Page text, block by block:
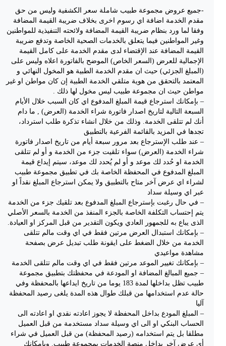
-جميع عروض مجموعة طبيب شاملة سعر الكشفية وليس من حق
مقدم الخدمة اضافة اي رسوم اخرى بخلاف ضريبة القيمة المضافة
وفقا لما ورد بنظام ضريبة القيمة المضافة ولائحته التنفيذية للمواطنين
وغير المواطنين فيما يتعلق بالخدمات الصحية الخاصة وتدفع ضريبة
القيمة المضافة عند الإقتضاء لدى مقدم الخدمة على كامل القيمة
الإجمالية للعرض (السعر الخاص) الموضح بالفاتورة اعلاه وليس على
(المبلغ الجزئي) حيث ان مقدم الخدمة الطبية هو المخول النهائي و
المعتمد بالتحقق من هوية متلقي الخدمة الطبية إن كان مواطن او غير
مواطن حيث ان مجموعة طبيب ليس مخول لها ذلك .
– بإمكانك استرجاع قيمة المبلغ المدفوع اي كان السبب خلال الأيام
السبعة التالية لتاريخ اصدار فاتورة شراء الخدمة (العرض) , ما دام
أنك لم تتلقى الخدمة. وذلك من خلال انشاء تذكرة طلب استرداد،
تجدها في المزيد بالقائمة الفرعية بالتطبيق
– عند طلب الإسترجاع بعد مرور سبعة أيام من تاريخ اصدار فاتورة
شراء الخدمة (العرض) سواء تلقيت جزء من الخدمة و أو لم تتلقى
الخدمة او حُدد لك موعد و أو لم يُحدد لك موعد، سيتم إيداع قيمة
المبلغ المدفوع في المحفظة الخاصة بك في تطبيق مجموعة طبيب
لشراء اي عرض آخر متاح بالتطبيق ولا يمكن استرجاع المبلغ نقداً او
عبر اي وسيلة سداد
– في حال رغبت بإسترجاع المبلغ المدفوع بعد تلقيك جزء من الخدمة
يتم إحتساب التكلفة الخاصة بالجزء المنفذ من الخدمة بالسعر الأصلي
الذى يباع به للجمهور العادي ويكون التقدير من قبل المركز او العيادة.
– بإمكانك استبدال العرض مرتين فقط في اي وقت مالم تتلقى
الخدمة من خلال الضغط على ايقونة طلب تبديل عرض بصفحة
مشاهدة مواعيدي
– بإمكانك تغيير الموعد مرتين فقط في اي وقت مالم تتلقى الخدمة
– جميع المبالغ المضافة او المودعة في محفظتك بتطبيق مجموعة
طبيب تظل بداخلها لمدة 183 يوما من تاريخ ايداعها بالمحفظة وفي
حالة عدم استخدامها من قبلك طوال هذه المدة يلغى رصيد المحفظة
– المبلغ المودع بداخل المحفظة لا يجوز اعادته نقدي او اعادته الى
الحساب البنكي او الى اي وسيلة سداد مستخدمة من قبل العميل
مطلقا بل يتم استخدامه (رصيد المحفظة) من قبل العميل في شراء
أي عرض آخر بداخل منصة الخدمات بمجموعة طبيب. وبإمكانك